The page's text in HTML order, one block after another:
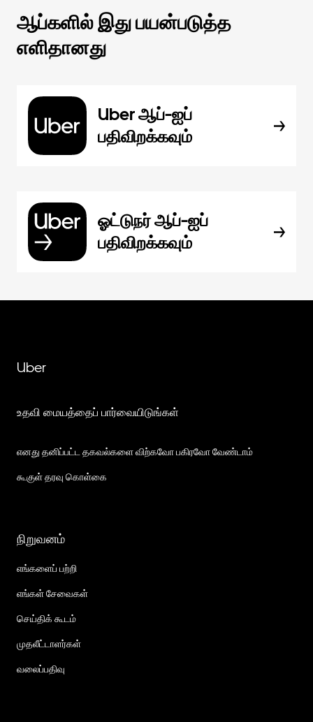
ஆப்களில் இது பயன்படுத்த
எளிதானது
Uber ஆப்-ஐப்
பதிவிறக்கவும்
ஓட்டுநர் ஆப்-ஐப்
பதிவிறக்கவும்
Uber
உதவி மையத்தைப் பார்வையிடுங்கள்
எனது தனிப்பட்ட தகவல்களை விற்கவோ பகிரவோ வேண்டாம்
கூகுள் தரவு கொள்கை
நிறுவனம்
எங்களைப் பற்றி
எங்கள் சேவைகள்
செய்திக் கூடம்
முதலீட்டாளர்கள்
வலைப்பதிவு